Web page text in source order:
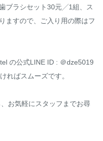
ブラシセット30元╱1組、ス
ますので、ご入り用の際はフ
の公式LINE ID : ＠dze5019
ればスムーズです。
お気軽にスタッフまでお尋